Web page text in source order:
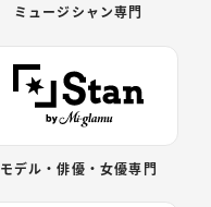
ミュージシャン専門
モデル・俳優・女優専門